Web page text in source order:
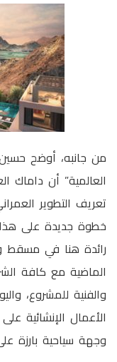
من جانبه، أوضح
العالمية” أن داماك
تعريف التطوير
خطوة جديدة على هذا
رائدة هنا في مسقط
الماضية مع كافة
والفنية للمشروع،
الأعمال الإنشائية
وجهة سياحية بارزة